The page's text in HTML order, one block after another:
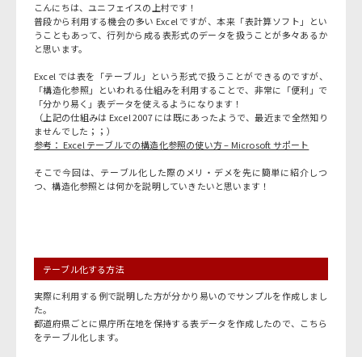
こんにちは、ユニフェイスの上村です！
普段から利用する機会の多い Excel ですが、本来「表計算ソフト」とい
うこともあって、行列から成る表形式のデータを扱うことが多々あるか
と思います。
Excel では表を「テーブル」という形式で扱うことができるのですが、
「構造化参照」といわれる仕組みを利用することで、非常に「便利」で
「分かり易く」表データを使えるようになります！
（上記の仕組みは Excel 2007 には既にあったようで、最近まで全然知り
ませんでした；；）
参考： Excel テーブルでの構造化参照の使い方 – Microsoft サポート
そこで今回は、テーブル化した際のメリ・デメを先に簡単に紹介しつ
つ、構造化参照とは何かを説明していきたいと思います！
テーブル化する方法
実際に利用する例で説明した方が分かり易いのでサンプルを作成しまし
た。
都道府県ごとに県庁所在地を保持する表データを作成したので、こちら
をテーブル化します。